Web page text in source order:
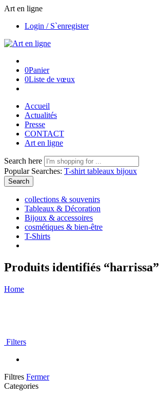
Art en ligne
Login / S`enregister
0Panier
0Liste de vœux
Accueil
Actualités
Presse
CONTACT
Art en ligne
Search here
Popular Searches: T-shirt tableaux bijoux
Search
collections & souvenirs
Tableaux & Décoration
Bijoux & accessoires
cosmétiques & bien-être
T-Shirts
Produits identifiés “harrissa”
Home
Filters
Filtres Fermer
Categories